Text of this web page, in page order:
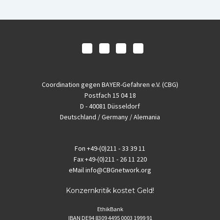
Coordination gegen BAYER-Gefahren e.V. (CBG)
Postfach 15 04 18
D - 40081 Düsseldorf
Deutschland / Germany / Alemania
Fon +49-(0)211 - 33 39 11
Fax+49-(0)211 - 26 11 220
eMailinfo@CBGnetwork.org
Konzernkritik kostet Geld!
EthikBank
IBAN DE94 8309 4495 0003 1999 91